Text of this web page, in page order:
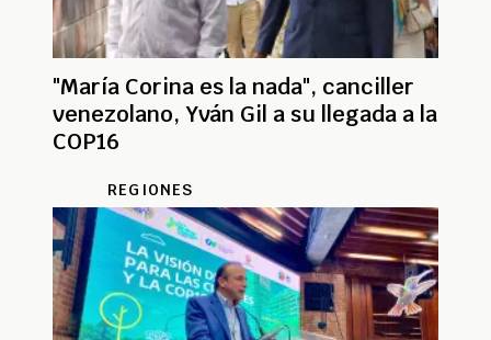
"María Corina es la nada", canciller
venezolano, Yván Gil a su llegada a la
COP16
REGIONES